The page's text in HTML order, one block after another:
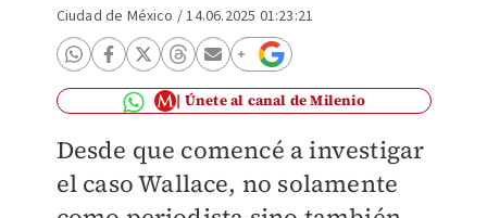
Ciudad de México /14.06.2025 01:23:21
Únete al canal de Milenio
Desde que comencé a investigar
el caso Wallace, no solamente